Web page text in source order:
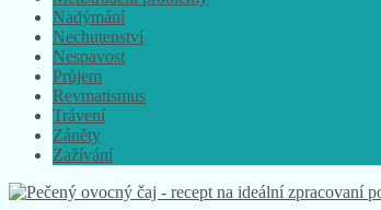
Menstruační problémy
Nadýmání
Nechutenství
Nespavost
Průjem
Revmatismus
Trávení
Záněty
Zažívání